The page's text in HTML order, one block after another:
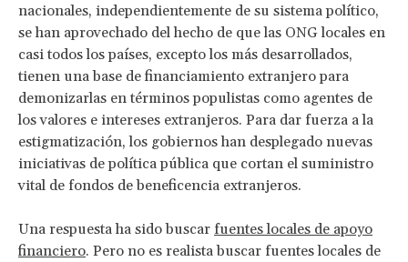
nacionales, independientemente de su sistema político,
se han aprovechado del hecho de que las ONG locales en
casi todos los países, excepto los más desarrollados,
tienen una base de financiamiento extranjero para
demonizarlas en términos populistas como agentes de
los valores e intereses extranjeros. Para dar fuerza a la
estigmatización, los gobiernos han desplegado nuevas
iniciativas de política pública que cortan el suministro
vital de fondos de beneficencia extranjeros.
Una respuesta ha sido buscar fuentes locales de apoyo
financiero. Pero no es realista buscar fuentes locales de